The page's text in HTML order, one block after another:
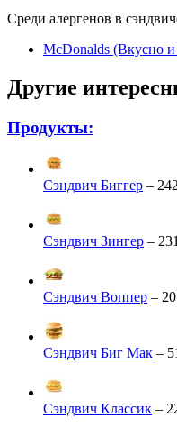
Среди алергенов в
McDonalds (Вкусно и
Другие
Продукты:
Сэндвич Биггер –
Сэндвич Зингер –
Сэндвич Воппер –
Сэндвич Биг Мак –
Сэндвич Классик –